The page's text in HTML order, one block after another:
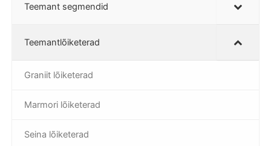
Teemant segmendid
Teemantlõiketerad
Graniit lõiketerad
Marmori lõiketerad
Seina lõiketerad